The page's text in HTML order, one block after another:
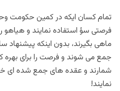
تمام كسان ايكه در كمين حكومت
فرصتى سؤ استفاده نمايند و هياهو
ماهى بگيرند، بدون اينكه پيشنهاد
جمع مى شوند و فرصت را براى
شمارند و عقده هاى جمع شده اى
نمايند!